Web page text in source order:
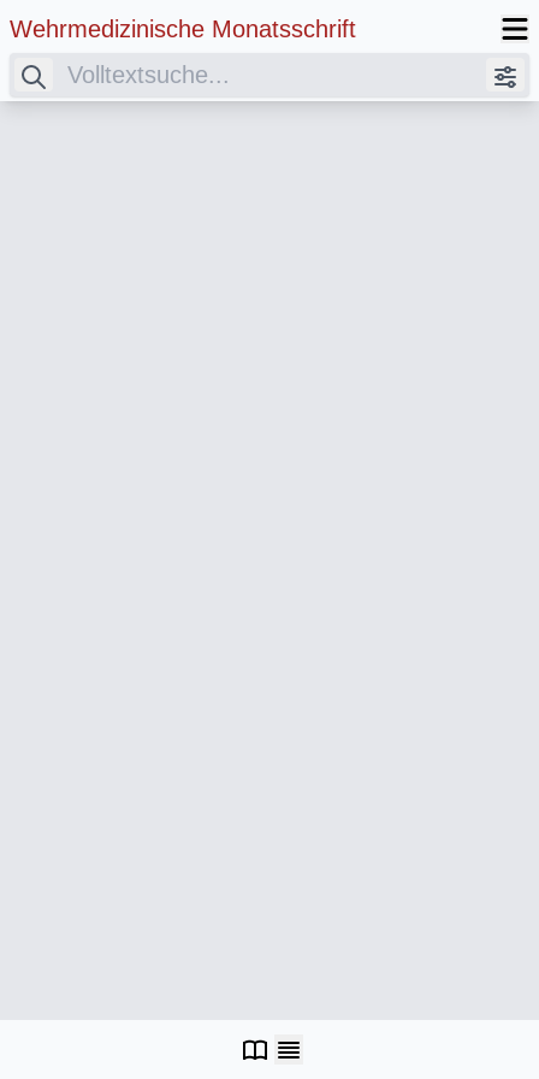
Wehrmedizinische Monatsschrift